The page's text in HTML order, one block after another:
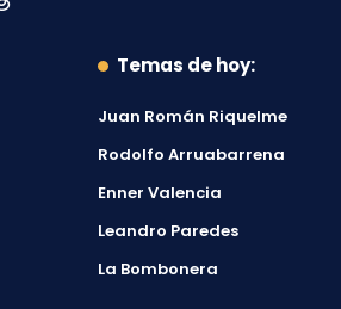
Temas de hoy:
Juan Román Riquelme
Rodolfo Arruabarrena
Enner Valencia
Leandro Paredes
La Bombonera